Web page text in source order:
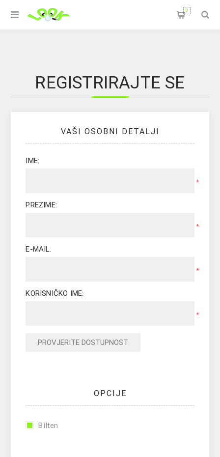
0
REGISTRIRAJTE SE
VAŠI OSOBNI DETALJI
IME:
*
PREZIME:
*
E-MAIL:
*
KORISNIČKO IME:
*
PROVJERITE DOSTUPNOST
OPCIJE
Bilten